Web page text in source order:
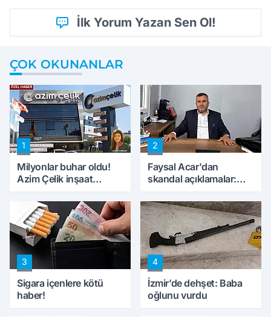
İlk Yorum Yazan Sen Ol!
ÇOK OKUNANLAR
1
Milyonlar buhar oldu!
Azim Çelik inşaat
konuştu
2
Faysal Acar'dan
skandal açıklamalar:
peynircilerimizi de
kıskaca aldı, müdahale
ettik'
3
Sigara içenlere kötü
haber!
4
İzmir’de dehşet: Baba
oğlunu vurdu